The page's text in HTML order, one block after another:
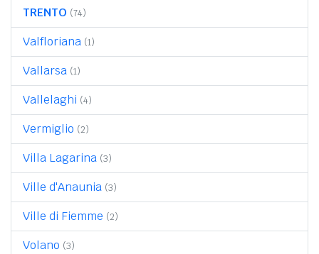
TRENTO (74)
Valfloriana (1)
Vallarsa (1)
Vallelaghi (4)
Vermiglio (2)
Villa Lagarina (3)
Ville d'Anaunia (3)
Ville di Fiemme (2)
Volano (3)